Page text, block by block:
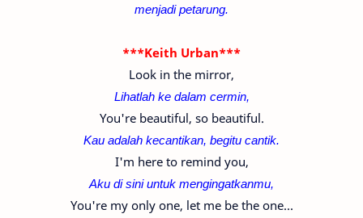
menjadi petarung.
***Keith Urban***
Look in the mirror,
Lihatlah ke dalam cermin,
You're beautiful, so beautiful.
Kau adalah kecantikan, begitu cantik.
I'm here to remind you,
Aku di sini untuk mengingatkanmu,
You're my only one, let me be the one...